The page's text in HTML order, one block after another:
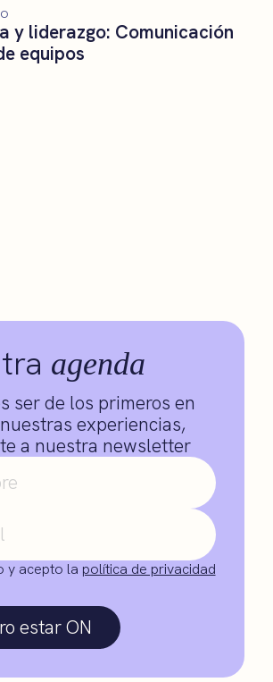
y liderazgo: Comunicación
equipos
agenda
ser de los primeros en
experiencias,
a nuestra newsletter
y acepto la política de privacidad
estar ON